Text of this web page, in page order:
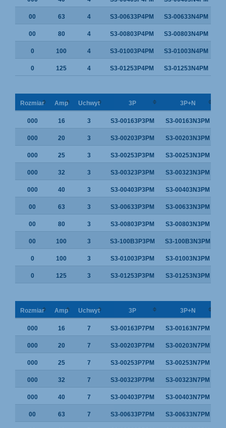
00 63 4 S3-00633P4PM S3-00633N4PM
00 80 4 S3-00803P4PM S3-00803N4PM
0 100 4 S3-01003P4PM S3-01003N4PM
0 125 4 S3-01253P4PM S3-01253N4PM
Rozmiar Amp Uchwyt 3P 3P+N
000 16 3 S3-00163P3PM S3-00163N3PM
000 20 3 S3-00203P3PM S3-00203N3PM
000 25 3 S3-00253P3PM S3-00253N3PM
000 32 3 S3-00323P3PM S3-00323N3PM
000 40 3 S3-00403P3PM S3-00403N3PM
00 63 3 S3-00633P3PM S3-00633N3PM
00 80 3 S3-00803P3PM S3-00803N3PM
00 100 3 S3-100B3P3PM S3-100B3N3PM
0 100 3 S3-01003P3PM S3-01003N3PM
0 125 3 S3-01253P3PM S3-01253N3PM
Rozmiar Amp Uchwyt 3P 3P+N
000 16 7 S3-00163P7PM S3-00163N7PM
000 20 7 S3-00203P7PM S3-00203N7PM
000 25 7 S3-00253P7PM S3-00253N7PM
000 32 7 S3-00323P7PM S3-00323N7PM
000 40 7 S3-00403P7PM S3-00403N7PM
00 63 7 S3-00633P7PM S3-00633N7PM